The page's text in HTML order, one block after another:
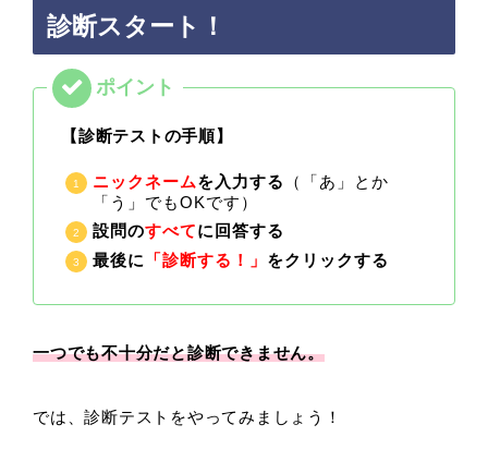
診断スタート！
【診断テストの手順】
ニックネームを入力する
（「あ」とか
「う」でもOKです）
設問のすべてに回答する
最後に
「診断する！」 をクリックする
一つでも不十分だと診断できません。
では、診断テストをやってみましょう！